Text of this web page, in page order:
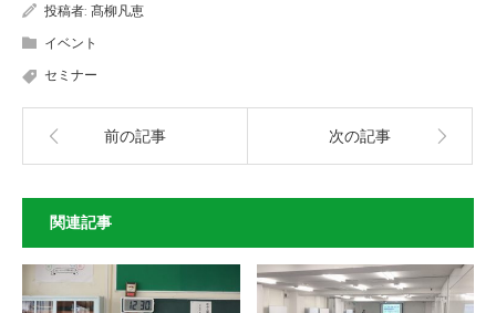
投稿者: 髙柳凡恵
イベント
セミナー
前の記事 次の記事
関連記事